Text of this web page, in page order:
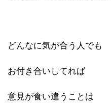
どんなに気が合う人でも
お付き合いしてれば
意見が食い違うことは